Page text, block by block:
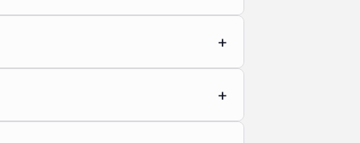
+
+